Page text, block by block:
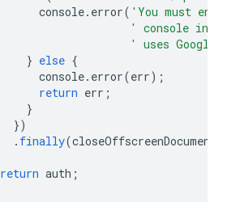
console. error( 'You must
' console in
' uses Google
} else {
console. error(err);
return err ;
}
})
. finally(closeOffscreenDocument
return auth ;